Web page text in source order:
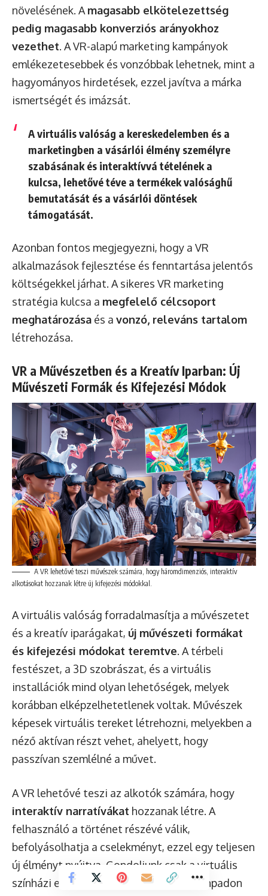
növelésének. A magasabb elkötelezettség
pedig magasabb konverziós arányokhoz
vezethet. A VR-alapú marketing kampányok
emlékezetesebbek és vonzóbbak lehetnek, mint a
hagyományos hirdetések, ezzel javítva a márka
ismertségét és imázsát.
A virtuális valóság a kereskedelemben és a
marketingben a vásárlói élmény személyre
szabásának és interaktívvá tételének a
kulcsa, lehetővé téve a termékek valósághű
bemutatását és a vásárlói döntések
támogatását.
Azonban fontos megjegyezni, hogy a VR
alkalmazások fejlesztése és fenntartása jelentős
költségekkel járhat. A sikeres VR marketing
stratégia kulcsa a megfelelő célcsoport
meghatározása és a vonzó, releváns tartalom
létrehozása.
VR a Művészetben és a Kreatív Iparban: Új
Művészeti Formák és Kifejezési Módok
A VR lehetővé teszi művészek számára, hogy háromdimenziós, interaktív
alkotásokat hozzanak létre új kifejezési módokkal.
A virtuális valóság forradalmasítja a művészetet
és a kreatív iparágakat, új művészeti formákat
és kifejezési módokat teremtve. A térbeli
festészet, a 3D szobrászat, és a virtuális
installációk mind olyan lehetőségek, melyek
korábban elképzelhetetlenek voltak. Művészek
képesek virtuális tereket létrehozni, melyekben a
néző aktívan részt vehet, ahelyett, hogy
passzívan szemlélné a művet.
A VR lehetővé teszi az alkotók számára, hogy
interaktív narratívákat hozzanak létre. A
felhasználó a történet részévé válik,
befolyásolhatja a cselekményt, ezzel egy teljesen
új élményt nyújtva. Gondoljunk csak a virtuális
színházi előadásokra, ahol a nézők a színpadon